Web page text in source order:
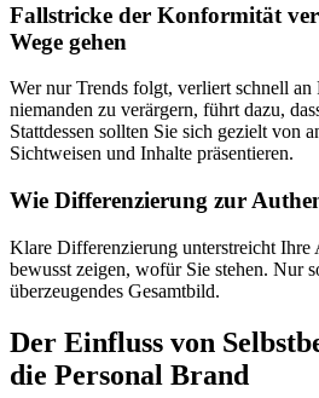
Fallstricke der Konformität
Wege gehen
Wer nur Trends folgt, verliert schnell
niemanden zu verärgern, führt dazu,
Stattdessen sollten Sie sich gezielt von
Sichtweisen und Inhalte präsentieren.
Wie Differenzierung zur
Klare Differenzierung unterstreicht Ihre
bewusst zeigen, wofür Sie stehen. Nur
überzeugendes Gesamtbild.
Der Einfluss von
die Personal Brand